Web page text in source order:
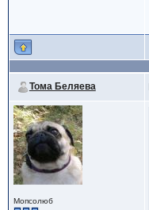
Тома Беляева
Мопсолюб